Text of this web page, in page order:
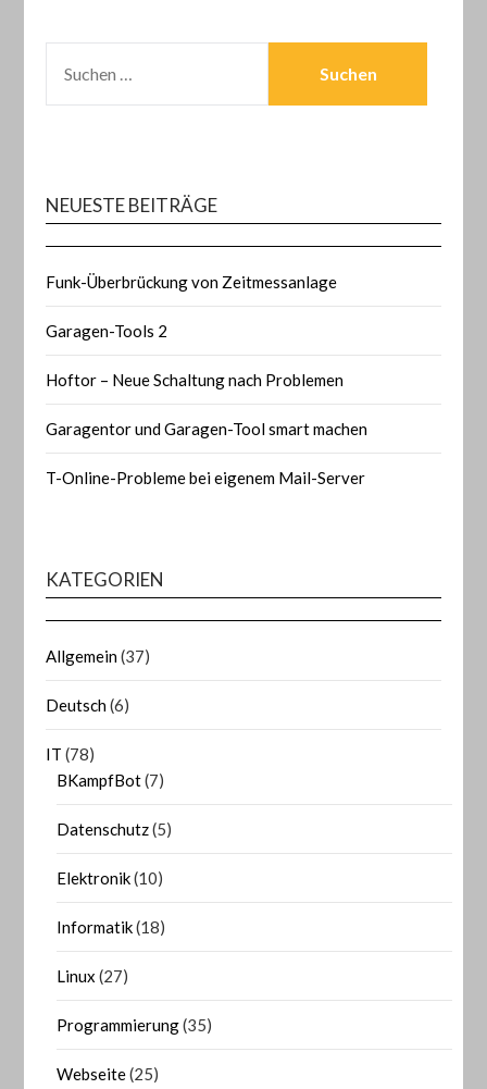
NACH:
NEUESTE BEITRÄGE
Funk-Überbrückung von Zeitmessanlage
Garagen-Tools 2
Hoftor – Neue Schaltung nach Problemen
Garagentor und Garagen-Tool smart machen
T-Online-Probleme bei eigenem Mail-Server
KATEGORIEN
Allgemein(37)
Deutsch(6)
IT (78)
BKampfBot(7)
Datenschutz(5)
Elektronik(10)
Informatik(18)
Linux (27)
Programmierung(35)
Webseite(25)